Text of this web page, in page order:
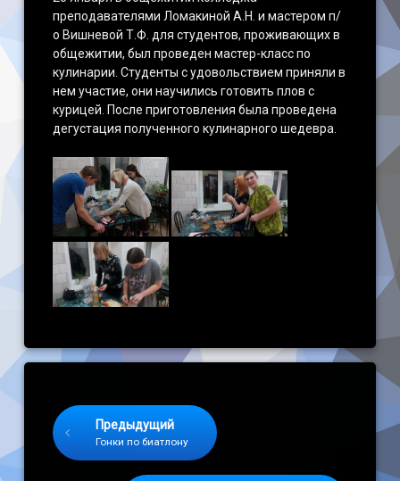
Наши достижения
преподавателями Ломакиной А.Н. и мастером п/
о Вишневой Т.Ф. для студентов, проживающих в
общежитии, был проведен мастер-класс по
кулинарии. Студенты с удовольствием приняли в
нем участие, они научились готовить плов с
курицей. После приготовления была проведена
дегустация полученного кулинарного шедевра.
Предыдущий
Гонки по биатлону